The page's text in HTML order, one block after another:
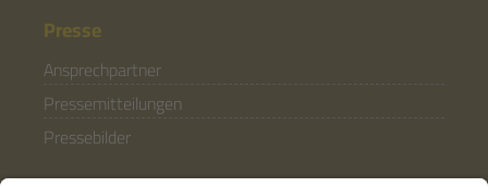
Presse
Ansprechpartner
Pressemitteilungen
Pressebilder